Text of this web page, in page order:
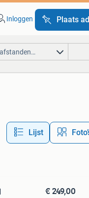
Inloggen Plaats
Lijst
€ 249,00